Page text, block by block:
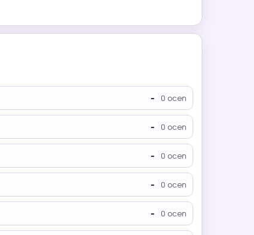
- 0 ocen
- 0 ocen
- 0 ocen
- 0 ocen
- 0 ocen